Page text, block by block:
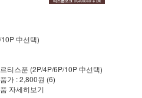
中선택)
티스푼 (2P/4P/6P/10P 中선택)
가 :2,800원 (6)
자세히보기